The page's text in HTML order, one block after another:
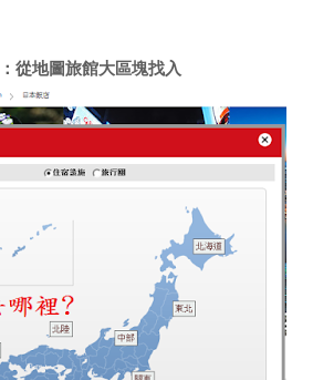
：從地圖旅館大區塊找入